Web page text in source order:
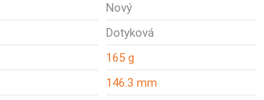
Nový
Dotyková
165 g
146.3 mm